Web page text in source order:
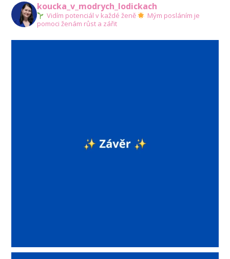
koucka_v_modrych_lodickach
Vidím potenciál v každé ženě
Mým posláním je
pomoci ženám růst a zářit